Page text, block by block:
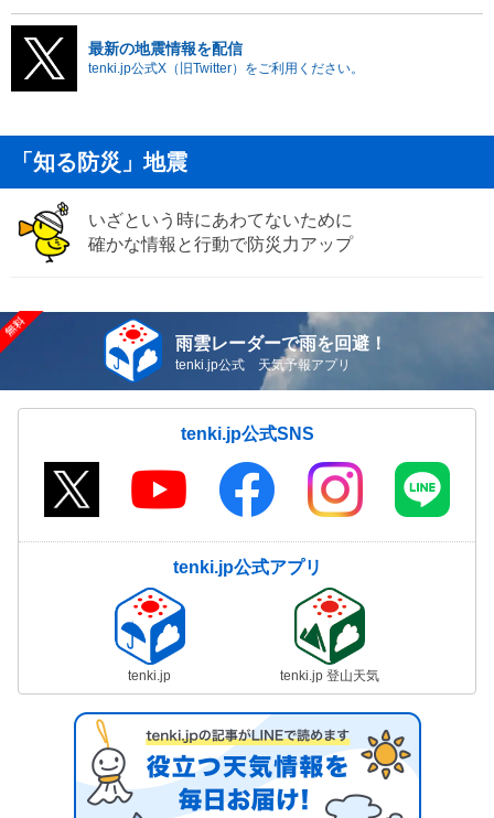
最新の地震情報を配信
tenki.jp公式X（旧Twitter）をご利用ください。
「知る防災」地震
いざという時にあわてないために
確かな情報と行動で防災力アップ
雨雲レーダーで雨を回避！
tenki.jp公式 天気予報アプリ
tenki.jp公式SNS
tenki.jp公式アプリ
tenki.jp tenki.jp 登山天気